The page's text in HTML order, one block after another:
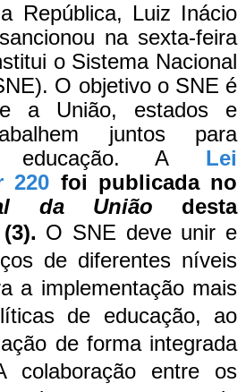
República, Luiz Inácio
na sexta-feira
o Sistema Nacional
O objetivo o SNE é
a União, estados e
juntos para
educação. A Lei
220 foi publicada no
da União desta
O SNE deve unir e
de diferentes níveis
a implementação mais
de educação, ao
de forma integrada
colaboração entre os